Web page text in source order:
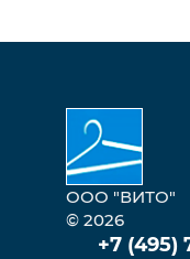
ООО "ВИТО"
© 2026
+7 (495)